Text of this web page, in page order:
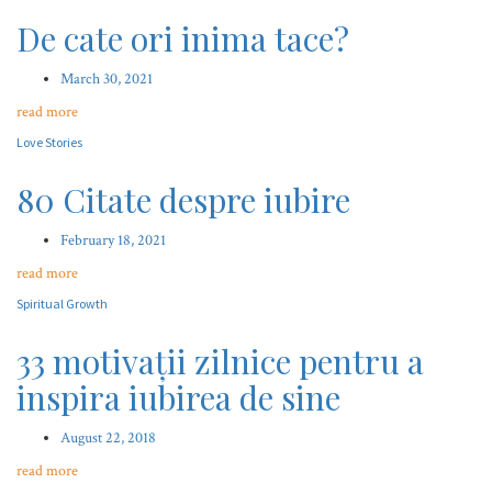
De cate ori inima tace?
March 30, 2021
read more
Love Stories
80 Citate despre iubire
February 18, 2021
read more
Spiritual Growth
33 motivații zilnice pentru a
inspira iubirea de sine
August 22, 2018
read more